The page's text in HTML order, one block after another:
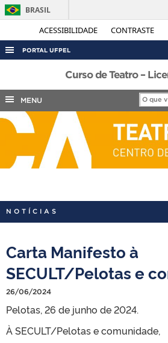
ACESSIBILIDADE CONTRASTE
BRASIL
PORTAL UFPEL
ACESSO À INFORMAÇÃO
AUDITORIA
COBALTO
CONCURSOS
EDITAIS
PORTARIAS
Curso de Teatro –
MENU
NOTÍCIAS
Carta Manifesto à
SECULT/Pelotas e
26/06/2024
Pelotas, 26 de junho de 2024.
À SECULT/Pelotas e comunidade,